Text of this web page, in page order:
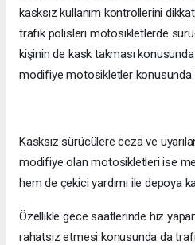
kasksız kullanım kontrollerini
trafik polisleri motosikletlerde
kişinin de kask takması
modifiye motosikletler konusunda
Kasksız sürücülere ceza ve
modifiye olan motosikletleri ise
hem de çekici yardımı ile depoya
Özellikle gece saatlerinde hız
rahatsız etmesi konusunda da